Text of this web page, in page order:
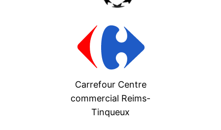
Carrefour Centre
commercial Reims-
Tinqueux